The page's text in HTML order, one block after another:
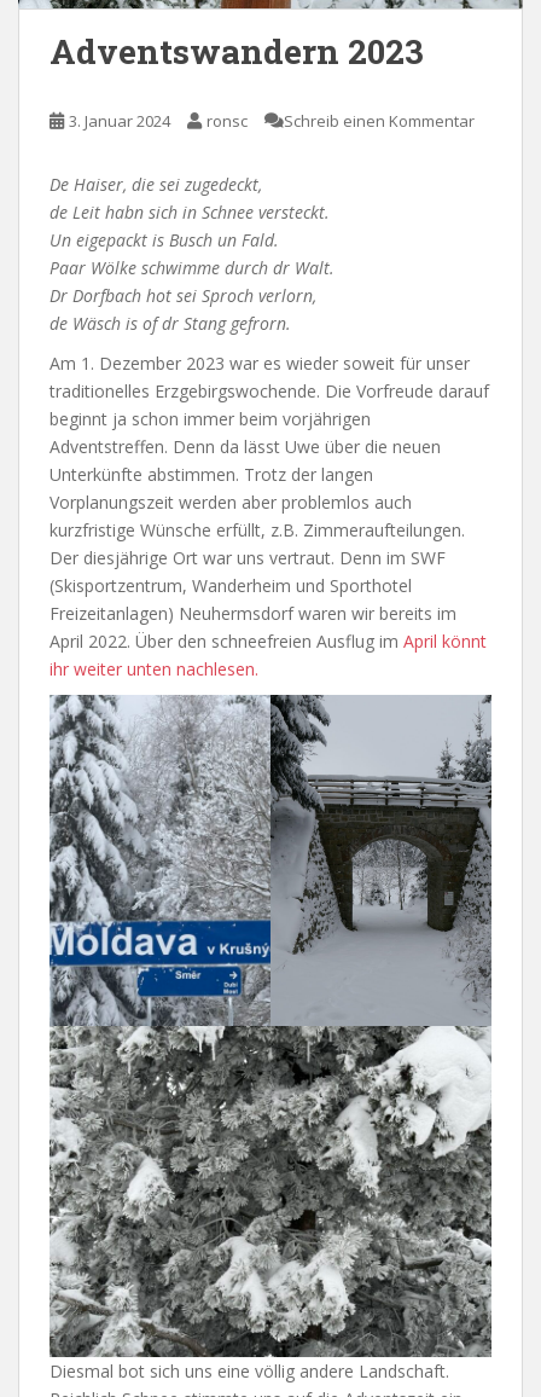
Adventswandern 2023
3. Januar 2024 ronsc Schreib einen Kommentar
De Haiser, die sei zugedeckt,
de Leit habn sich in Schnee versteckt.
Un eigepackt is Busch un Fald.
Paar Wölke schwimme durch dr Walt.
Dr Dorfbach hot sei Sproch verlorn,
de Wäsch is of dr Stang gefrorn.
Am 1. Dezember 2023 war es wieder soweit für unser
traditionelles Erzgebirgswochende. Die Vorfreude darauf
beginnt ja schon immer beim vorjährigen
Adventstreffen. Denn da lässt Uwe über die neuen
Unterkünfte abstimmen. Trotz der langen
Vorplanungszeit werden aber problemlos auch
kurzfristige Wünsche erfüllt, z.B. Zimmeraufteilungen.
Der diesjährige Ort war uns vertraut. Denn im SWF
(Skisportzentrum, Wanderheim und Sporthotel
Freizeitanlagen) Neuhermsdorf waren wir bereits im
April 2022. Über den schneefreien Ausflug im April könnt
ihr weiter unten nachlesen.
Diesmal bot sich uns eine völlig andere Landschaft.